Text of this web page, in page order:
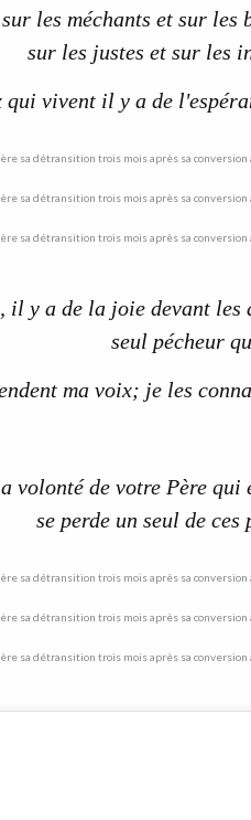
les méchants et sur les
sur les justes et sur les
qui vivent il y a de
il y a de la joie devant les
seul pécheur
ma voix; je les
volonté de votre Père
se perde un seul de